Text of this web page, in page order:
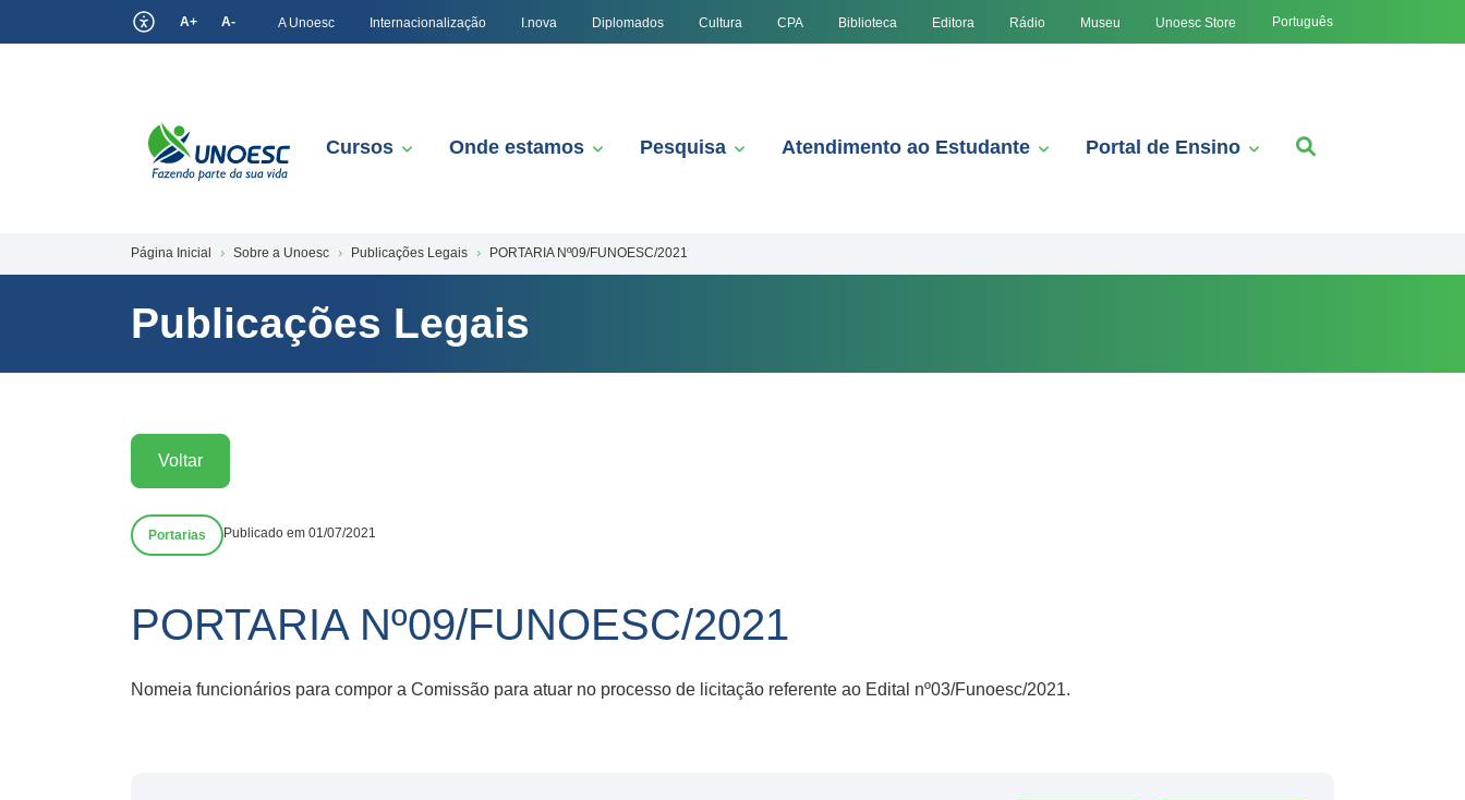
A+ A- A Unoesc Internacionalização I.nova Diplomados Cultura CPA Biblioteca Editora Rádio Museu Unoesc Store Português
Cursos Onde estamos Pesquisa Atendimento ao Estudante Portal de Ensino
Página Inicial Sobre a Unoesc Publicações Legais PORTARIA Nº09/FUNOESC/2021
Publicações Legais
Voltar
Portarias Publicado em 01/07/2021
PORTARIA Nº09/FUNOESC/2021
Nomeia funcionários para compor a Comissão para atuar no processo de licitação referente ao Edital nº03/Funoesc/2021.